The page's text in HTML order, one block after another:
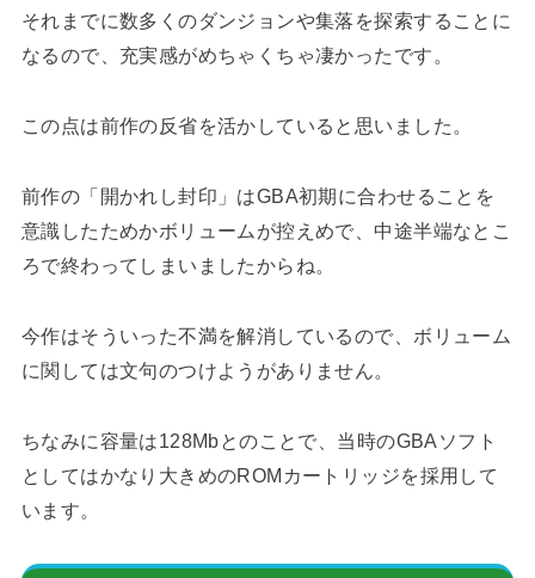
それまでに数多くのダンジョンや集落を探索することに
なるので、充実感がめちゃくちゃ凄かったです。
この点は前作の反省を活かしていると思いました。
前作の「開かれし封印」はGBA初期に合わせることを
意識したためかボリュームが控えめで、中途半端なとこ
ろで終わってしまいましたからね。
今作はそういった不満を解消しているので、ボリューム
に関しては文句のつけようがありません。
ちなみに容量は128Mbとのことで、当時のGBAソフト
としてはかなり大きめのROMカートリッジを採用して
います。